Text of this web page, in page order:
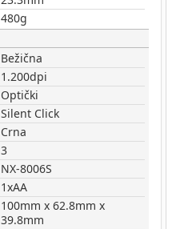
480g
Bežična
1.200dpi
Optički
Silent Click
Crna
3
NX-8006S
1xAA
100mm x 62.8mm x
39.8mm